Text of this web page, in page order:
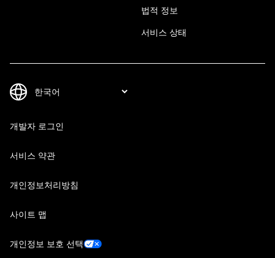
법적 정보
서비스 상태
개발자 로그인
서비스 약관
개인정보처리방침
사이트 맵
개인정보 보호 선택